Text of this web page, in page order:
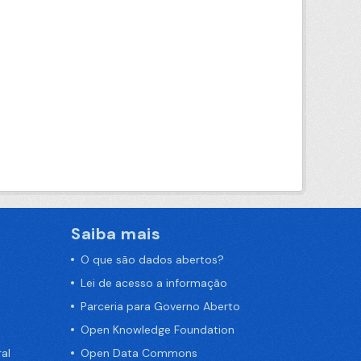
Saiba mais
O que são dados abertos?
Lei de acesso a informação
Parceria para Governo Aberto
Open Knowledge Foundation
Open Data Commons